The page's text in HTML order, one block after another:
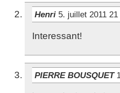
Henri 5. juillet 2011
Interessant!
PIERRE BOUSQUET